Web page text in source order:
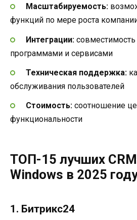
Масштабируемость:
функций по мере роста
Интеграции:совместимость
программами и сервисами
Техническая поддержка:
обслуживания пользователей
Стоимость:соотношение
функциональности
ТОП-15 лучших
Windows в 2025
1. Битрикс24